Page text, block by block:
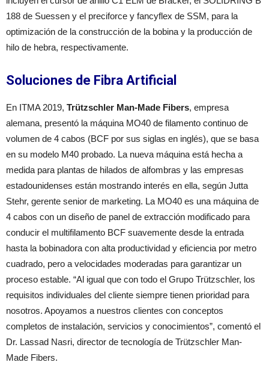
188 de Suessen y el preciforce y fancyflex de SSM, para la
optimización de la construcción de la bobina y la producción de
hilo de hebra, respectivamente.
Soluciones de Fibra Artificial
En ITMA 2019, Trützschler Man-Made Fibers, empresa
alemana, presentó la máquina MO40 de filamento continuo de
volumen de 4 cabos (BCF por sus siglas en inglés), que se basa
en su modelo M40 probado. La nueva máquina está hecha a
medida para plantas de hilados de alfombras y las empresas
estadounidenses están mostrando interés en ella, según Jutta
Stehr, gerente senior de marketing. La MO40 es una máquina de
4 cabos con un diseño de panel de extracción modificado para
conducir el multifilamento BCF suavemente desde la entrada
hasta la bobinadora con alta productividad y eficiencia por metro
cuadrado, pero a velocidades moderadas para garantizar un
proceso estable. “Al igual que con todo el Grupo Trützschler, los
requisitos individuales del cliente siempre tienen prioridad para
nosotros. Apoyamos a nuestros clientes con conceptos
completos de instalación, servicios y conocimientos”, comentó el
Dr. Lassad Nasri, director de tecnología de Trützschler Man-
Made Fibers.